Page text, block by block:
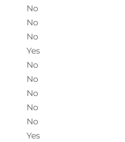
No
No
No
Yes
No
No
No
No
No
Yes